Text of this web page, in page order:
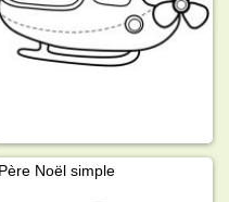
Père Noël simple